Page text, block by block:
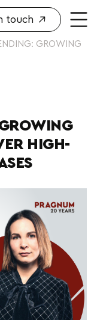
touch
GROWING
HIGH-